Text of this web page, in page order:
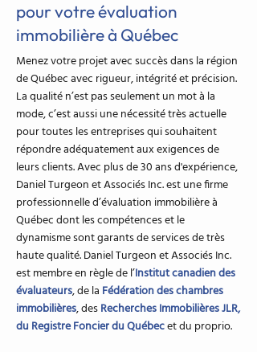
pour votre évaluation
immobilière à Québec
Menez votre projet avec succès dans la région
de Québec avec rigueur, intégrité et précision.
La qualité n’est pas seulement un mot à la
mode, c’est aussi une nécessité très actuelle
pour toutes les entreprises qui souhaitent
répondre adéquatement aux exigences de
leurs clients. Avec plus de 30 ans d'expérience,
Daniel Turgeon et Associés Inc. est une firme
professionnelle d’évaluation immobilière à
Québec dont les compétences et le
dynamisme sont garants de services de très
haute qualité. Daniel Turgeon et Associés Inc.
est membre en règle de l’Institut canadien des
évaluateurs, de la Fédération des chambres
immobilières, desRecherches Immobilières JLR,
du Registre Foncier du Québecet du proprio.